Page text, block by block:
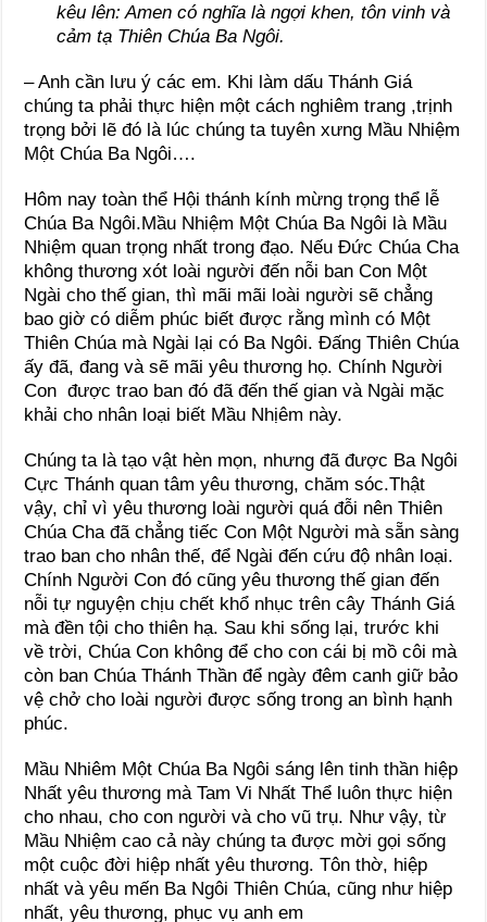
kêu lên: Amen có nghĩa là ngợi khen, tôn vinh và
cảm tạ Thiên Chúa Ba Ngôi.
– Anh cần lưu ý các em. Khi làm dấu Thánh Giá
chúng ta phải thực hiện một cách nghiêm trang ,trịnh
trọng bởi lẽ đó là lúc chúng ta tuyên xưng Mầu Nhiệm
Một Chúa Ba Ngôi….
Hôm nay toàn thể Hội thánh kính mừng trọng thể lễ
Chúa Ba Ngôi.Mầu Nhiệm Một Chúa Ba Ngôi là Mầu
Nhiệm quan trọng nhất trong đạo. Nếu Đức Chúa Cha
không thương xót loài người đến nỗi ban Con Một
Ngài cho thế gian, thì mãi mãi loài người sẽ chẳng
bao giờ có diễm phúc biết được rằng mình có Một
Thiên Chúa mà Ngài lại có Ba Ngôi. Đấng Thiên Chúa
ấy đã, đang và sẽ mãi yêu thương họ. Chính Người
Con được trao ban đó đã đến thế gian và Ngài mặc
khải cho nhân loại biết Mầu Nhịêm này.
Chúng ta là tạo vật hèn mọn, nhưng đã được Ba Ngôi
Cực Thánh quan tâm yêu thương, chăm sóc.Thật
vậy, chỉ vì yêu thương loài người quá đỗi nên Thiên
Chúa Cha đã chẳng tiếc Con Một Người mà sẵn sàng
trao ban cho nhân thế, để Ngài đến cứu độ nhân loại.
Chính Người Con đó cũng yêu thương thế gian đến
nỗi tự nguyện chịu chết khổ nhục trên cây Thánh Giá
mà đền tội cho thiên hạ. Sau khi sống lại, trước khi
về trời, Chúa Con không để cho con cái bị mồ côi mà
còn ban Chúa Thánh Thần để ngày đêm canh giữ bảo
vệ chở cho loài người được sống trong an bình hạnh
phúc.
Mầu Nhiêm Một Chúa Ba Ngôi sáng lên tinh thần hiệp
Nhất yêu thương mà Tam Vi Nhất Thể luôn thực hiện
cho nhau, cho con người và cho vũ trụ. Như vậy, từ
Mầu Nhiệm cao cả này chúng ta được mời gọi sống
một cuộc đời hiệp nhất yêu thương. Tôn thờ, hiệp
nhất và yêu mến Ba Ngôi Thiên Chúa, cũng như hiệp
nhất, yêu thương, phục vụ anh em